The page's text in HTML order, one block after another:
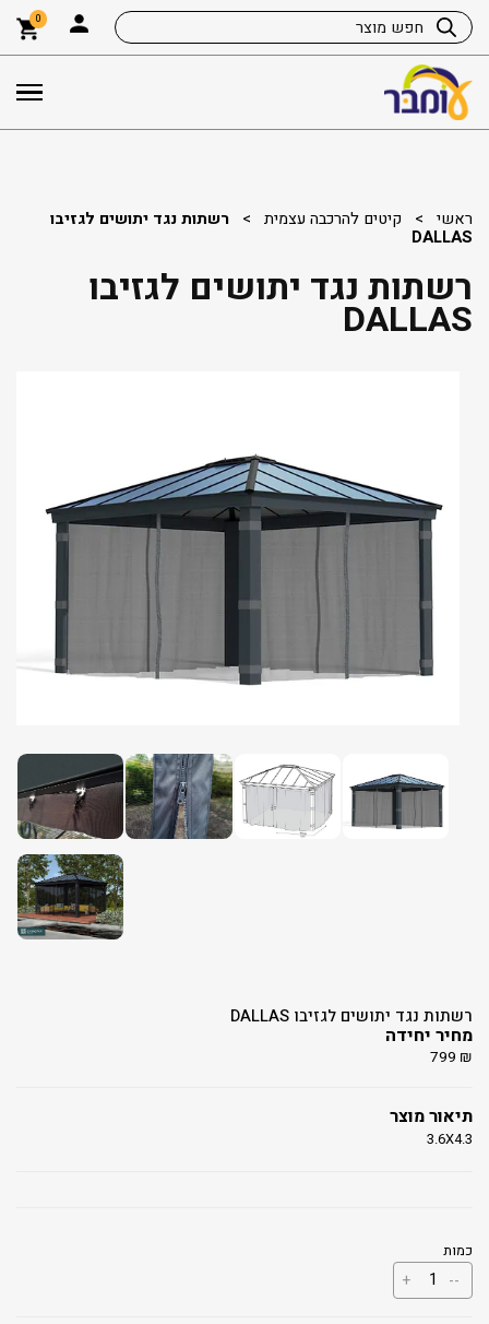
0
ראשי > קיטים להרכבה עצמית >
רשתות נגד יתושים לגזיבו
DALLAS
רשתות נגד יתושים לגזיבו
DALLAS
רשתות נגד יתושים לגזיבו DALLAS
מחיר יחידה
799 ₪
תיאור מוצר
3.6X4.3
כמות
--
כמות
של
+